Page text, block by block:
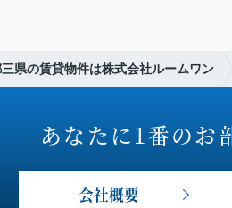
県の賃貸物件は株式会社ルームワン
あなたに1番のお
会社概要